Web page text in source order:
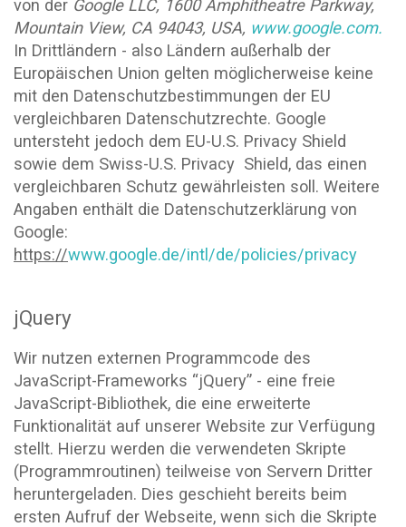
von der Google LLC, 1600 Amphitheatre Parkway,
Mountain View, CA 94043, USA, www.google.com.
In Drittländern - also Ländern außerhalb der
Europäischen Union gelten möglicherweise keine
mit den Datenschutzbestimmungen der EU
vergleichbaren Datenschutzrechte. Google
untersteht jedoch dem EU-U.S. Privacy Shield
sowie dem Swiss-U.S. Privacy Shield, das einen
vergleichbaren Schutz gewährleisten soll. Weitere
Angaben enthält die Datenschutzerklärung von
Google:
https://www.google.de/intl/de/policies/privacy
jQuery
Wir nutzen externen Programmcode des
JavaScript-Frameworks “jQuery” - eine freie
JavaScript-Bibliothek, die eine erweiterte
Funktionalität auf unserer Website zur Verfügung
stellt. Hierzu werden die verwendeten Skripte
(Programmroutinen) teilweise von Servern Dritter
heruntergeladen. Dies geschieht bereits beim
ersten Aufruf der Webseite, wenn sich die Skripte